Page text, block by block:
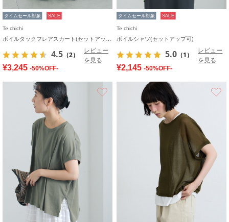
タイムセール対象 SALE
Te chichi
4.5 （2）
レビュー
を見る
¥3,245 -50%OFF-
タイムセール対象 SALE
Te chichi
ボイルシャツ(セットアップ可)
5.0 （1）
レビュー
を見る
¥2,145 -50%OFF-